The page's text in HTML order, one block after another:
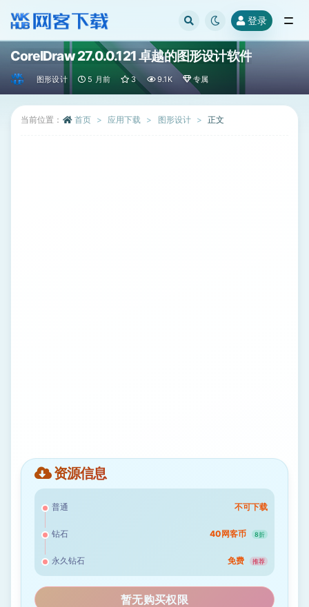
登录
CorelDraw 27.0.0.121 卓越的图形设计软件
图形设计 5 月前 3 9.1K 专属
当前位置： 首页 应用下载 图形设计 正文
资源信息
普通 不可下载
钻石 40网客币 8折
永久钻石 免费 推荐
暂无购买权限
全部